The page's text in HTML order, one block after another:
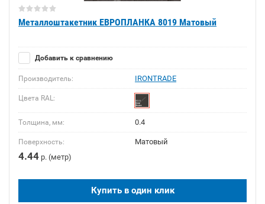
Металлоштакетник ЕВРОПЛАНКА 8019 Матовый
Добавить к сравнению
Производитель: IRONTRADE
Цвета RAL:
Толщина, мм: 0.4
Поверхность: Матовый
4.44 р. (метр)
Купить в один клик